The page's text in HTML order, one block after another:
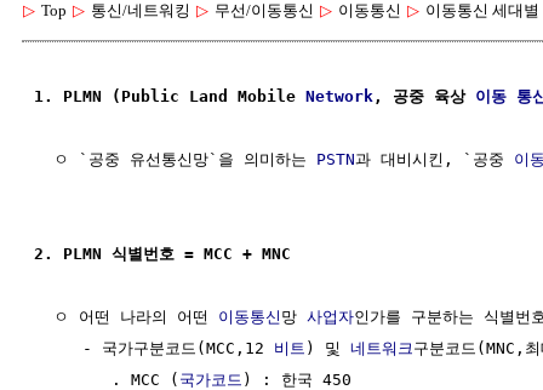
▷ Top ▷ 통신/네트워킹 ▷ 무선/이동통신 ▷ 이동통신 ▷ 이동통신 세대별
1. PLMN (Public Land Mobile Network , 공중 육상 이동 통
  ㅇ `공중 유선통신망`을 의미하는
PSTN과 대비시킨, `공중 이
2. PLMN 식별번호 = MCC + MNC
  ㅇ 어떤 나라의 어떤
이동통신 망 사업자인가를 구분하는 식별번
     - 국가구분코드(MCC,12
비트 ) 및 네트워크 구분코드(MNC,
        . MCC (
국가코드 ) : 한국 450